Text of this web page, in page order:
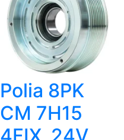
Polia 8PK
CM 7H15